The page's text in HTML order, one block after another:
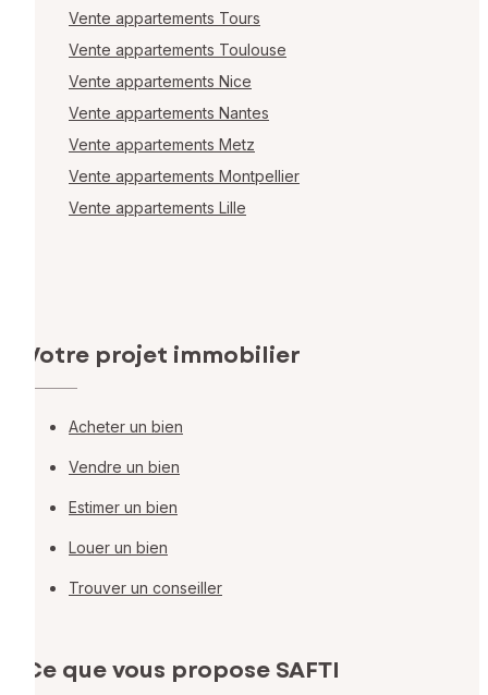
Vente appartements Tours
Vente appartements Toulouse
Vente appartements Nice
Vente appartements Nantes
Vente appartements Metz
Vente appartements Montpellier
Vente appartements Lille
Votre projet immobilier
Acheter un bien
Vendre un bien
Estimer un bien
Louer un bien
Trouver un conseiller
Ce que vous propose SAFTI